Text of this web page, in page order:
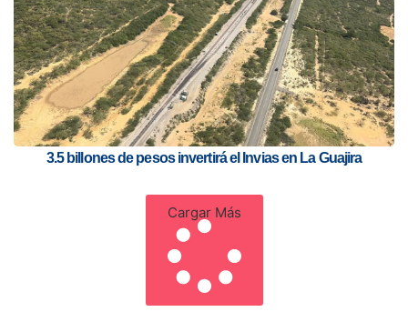
3.5 billones de pesos invertirá el Invias en La Guajira
Cargar Más